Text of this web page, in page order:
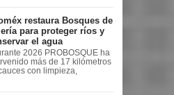
restaura Bosques de
para proteger ríos y
el agua
2026 PROBOSQUE ha
más de 17 kilómetros
con limpieza,